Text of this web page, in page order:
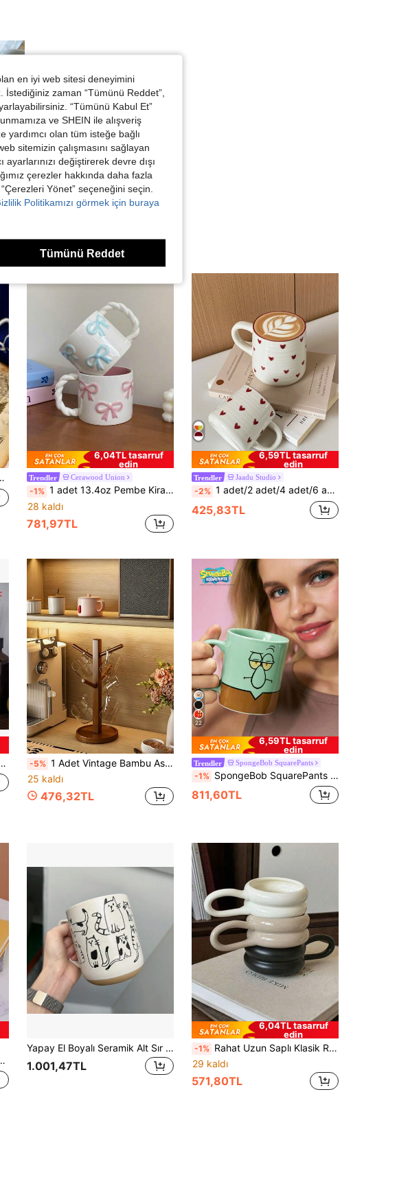
6,04TL tasarruf
edin
Trendler Cerawood Union
-1% 1 adet 13.4oz Pembe Kiraz Seramik Kupa, Örgülü Saplı Seramik Kupa, Zarif Pembe Ombre Degrade Kupa, Kahve Dükkanı Latte Sanatı İçin Uygun, Ev Dekorasyonu Bardak, Mutfak Oturma Odası Yatak Odası Su Bardağı, Okul Hediyesi
28 kaldı
781,97TL
6,59TL tasarruf
edin
Trendler Jaadu Studio
-2% 1 adet/2 adet/4 adet/6 adet 200 ml/420 ml Kalp Şeklinde Seramik Kupa Kahve Fincanı, Kafe Latte, Süt, Kahvaltı, Yoğurt ve Öğleden Sonra Çayı İçin
425,83TL
-5% 1 Adet Vintage Bambu Asılabilir Kupa Rafı, Avrupa Tarzı Masaüstü Bardak Süzme Rafı, Oturma Odası Mutfak Ofis Çok Amaçlı Kupa Saklama Rafı, Hafif Lüks İskandinav Tarzı Doğal Masif Ahşap Bardak Tutucu, Yuvarlak Köşeli Çapaklaşma Yapmayan Çizilmeye Dayanıklı Asılabilir Süzme Saklama Rafı, Oturma Odası Büfe Düzenleyici, Ev Hediyesi
25 kaldı
476,32TL
22
6,59TL tasarruf
edin
Trendler SpongeBob SquarePants
-1% SpongeBob SquarePants | SHEIN 1 adet 300 ml çizgi film desenli baskılı seramik kupa, mikrodalga fırında ve bulaşık makinesinde yıkanabilir, su, süt, meyve suyu, kahve, çay koymak için uygundur, Squidward
811,60TL
Yapay El Boyalı Seramik Alt Sır El Boyalı Sevimli Çok Kedi Kupa İçme Kahvaltı Kupası Yulaf Ezmesi Kupası Çift Mikrodalga Kullanılabilir Okula Dönüş
1.001,47TL
6,04TL tasarruf
edin
-1% Rahat Uzun Saplı Klasik Retro Donut Şekilli Kupa, İdeal Hediye, Fotoğraf Çekimi İçin Harika, Evde Günlük Kullanım İçin Uygun, Ofis Süt/Su/Kahve Kupası Okula Dönüş
29 kaldı
571,80TL
en iyi web sitesi deneyimini
zaman “Tümünü Reddet”,
“Tümünü Kabul Et”
ve SHEIN ile alışveriş
olan tüm isteğe bağlı
sitemizin çalışmasını sağlayan
değiştirerek devre dışı
çerezler hakkında daha fazla
Yönet” seçeneğini seçin.
Politikamızı görmek için buraya
Tümünü Reddet